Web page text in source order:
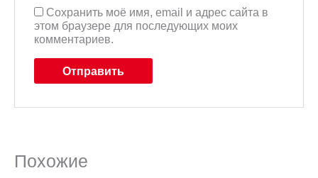
Сохранить моё имя, email и адрес сайта в
этом браузере для последующих моих
комментариев.
Похожие